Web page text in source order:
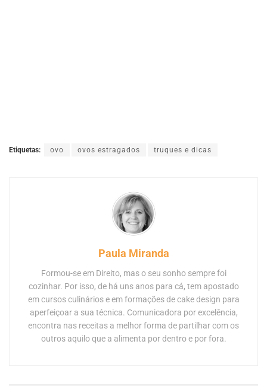
Etiquetas: ovo ovos estragados truques e dicas
Paula Miranda
Formou-se em Direito, mas o seu sonho sempre foi
cozinhar. Por isso, de há uns anos para cá, tem apostado
em cursos culinários e em formações de cake design para
aperfeiçoar a sua técnica. Comunicadora por excelência,
encontra nas receitas a melhor forma de partilhar com os
outros aquilo que a alimenta por dentro e por fora.